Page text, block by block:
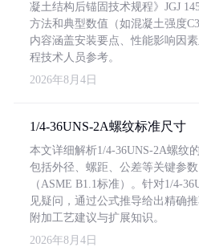
凝土结构后锚固技术规程》JGJ
方法和典型数值（如混凝土强度
内容涵盖安装要点、性能影响因
程技术人员参考。
2026年8月4日
1/4-36UNS-2A螺纹标准尺寸
本文详细解析1/4-36UNS-2A螺纹
包括外径、螺距、公差等关键参
（ASME B1.1标准）。针对1/4-
见疑问，通过公式推导给出精确
附加工艺建议与扩展知识。
2026年8月4日